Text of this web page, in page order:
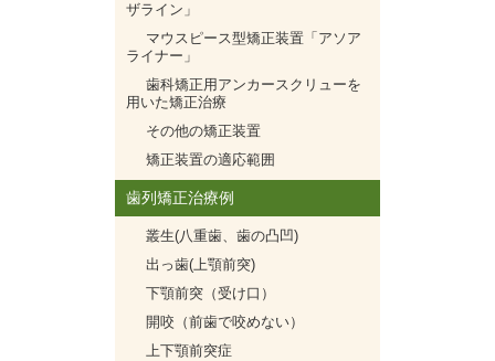
ザライン」
マウスピース型矯正装置「アソア
ライナー」
歯科矯正用アンカースクリューを
用いた矯正治療
その他の矯正装置
矯正装置の適応範囲
歯列矯正治療例
叢生(八重歯、歯の凸凹)
出っ歯(上顎前突)
下顎前突（受け口）
開咬（前歯で咬めない）
上下顎前突症